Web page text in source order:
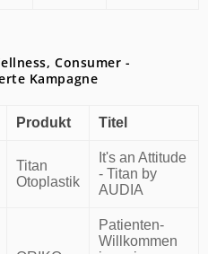
Consumer -
Kampagne
Produkt Titel
Titan
Otoplastik
It's an Attitude
- Titan by
AUDIA
Patienten-
Willkommen